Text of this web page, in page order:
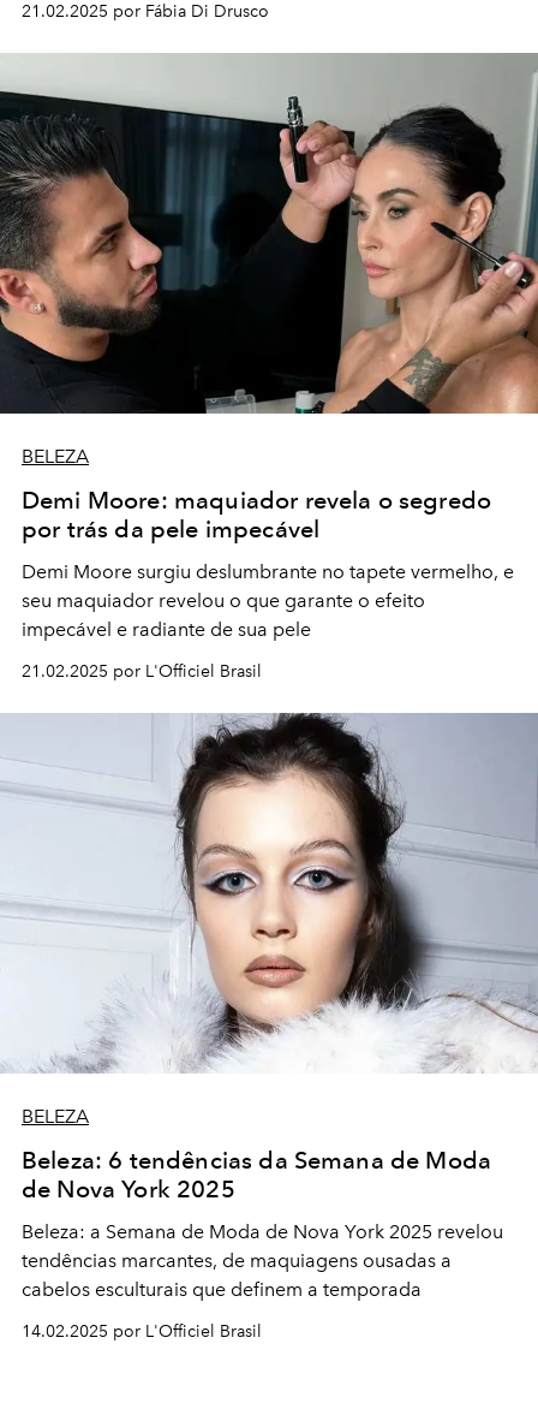
21.02.2025 por Fábia Di Drusco
BELEZA
Demi Moore: maquiador revela o segredo
por trás da pele impecável
Demi Moore surgiu deslumbrante no tapete vermelho, e
seu maquiador revelou o que garante o efeito
impecável e radiante de sua pele
21.02.2025 por L'Officiel Brasil
BELEZA
Beleza: 6 tendências da Semana de Moda
de Nova York 2025
Beleza: a Semana de Moda de Nova York 2025 revelou
tendências marcantes, de maquiagens ousadas a
cabelos esculturais que definem a temporada
14.02.2025 por L'Officiel Brasil